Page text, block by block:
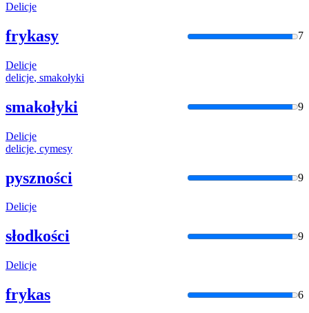
Delicje
frykasy 7
Delicje
delicje, smakołyki
smakołyki 9
Delicje
delicje, cymesy
pyszności 9
Delicje
słodkości 9
Delicje
frykas 6